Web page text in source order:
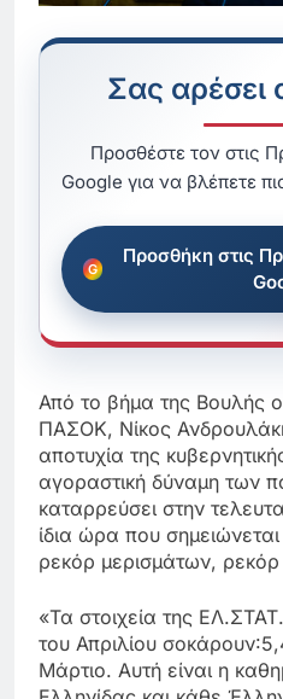
Σας αρέσει
Προσθέστε τον στις
Google για να βλέπετε
Προσθήκη στις
Από το βήμα της Βουλής
ΠΑΣΟΚ, Νίκος
αποτυχία της
αγοραστική δύναμη των
καταρρεύσει στην
ίδια ώρα που
ρεκόρ μερισμάτων,
«Τα στοιχεία της
του Απριλίου
Μάρτιο. Αυτή είναι η